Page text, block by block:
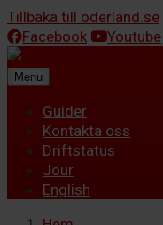
Tillbaka till oderland.se
Facebook
Youtube
Menu
Guider
Kontakta oss
Driftstatus
Jour
English